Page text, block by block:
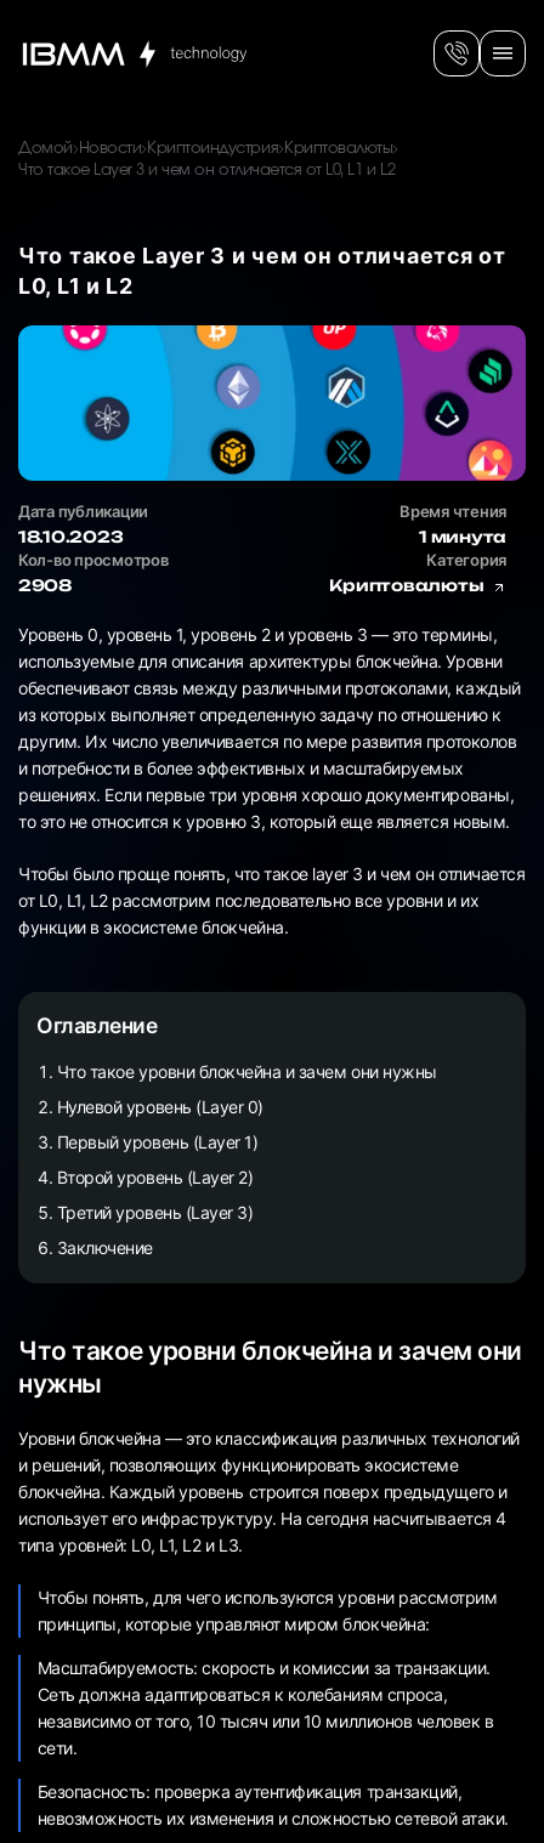
Домой Новости Криптоиндустрия Криптовалюты
Что такое Layer 3 и чем он отличается от L0, L1 и L2
Что такое Layer 3 и чем он отличается от
L0, L1 и L2
Дата публикации
18.10.2023
Время чтения
1 минута
Кол-во просмотров
2908
Категория
Криптовалюты
Уровень 0, уровень 1, уровень 2 и уровень 3 — это термины,
используемые для описания архитектуры блокчейна. Уровни
обеспечивают связь между различными протоколами, каждый
из которых выполняет определенную задачу по отношению к
другим. Их число увеличивается по мере развития протоколов
и потребности в более эффективных и масштабируемых
решениях. Если первые три уровня хорошо документированы,
то это не относится к уровню 3, который еще является новым.
Чтобы было проще понять, что такое layer 3 и чем он отличается
от L0, L1, L2 рассмотрим последовательно все уровни и их
функции в экосистеме блокчейна.
Оглавление
Что такое уровни блокчейна и зачем они нужны
Нулевой уровень (Layer 0)
Первый уровень (Layer 1)
Второй уровень (Layer 2)
Третий уровень (Layer 3)
Заключение
Что такое уровни блокчейна и зачем они
нужны
Уровни блокчейна — это классификация различных технологий
и решений, позволяющих функционировать экосистеме
блокчейна. Каждый уровень строится поверх предыдущего и
использует его инфраструктуру. На сегодня насчитывается 4
типа уровней: L0, L1, L2 и L3.
Чтобы понять, для чего используются уровни рассмотрим
принципы, которые управляют миром блокчейна:
Масштабируемость: скорость и комиссии за транзакции.
Сеть должна адаптироваться к колебаниям спроса,
независимо от того, 10 тысяч или 10 миллионов человек в
сети.
Безопасность: проверка аутентификация транзакций,
невозможность их изменения и сложностью сетевой атаки.